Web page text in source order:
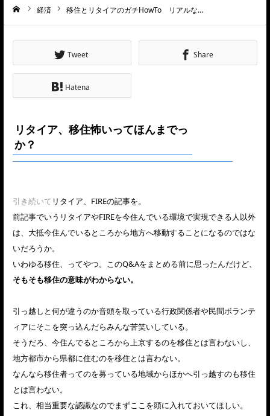
経済 移住とリタイアのガチHowTo リアルな…
Tweet Share
Hatena
リタイア、移住怖いってほんまでっ
か？
引き続いて リタイア、FIREの記事を。
前記事でいうリタイアやFIREを今住んでいる環境で実現できる人以外
は、大抵今住んでいるところから地方へ移動することになるのではな
いだろうか。
いわゆる移住、ってやつ。このQ&Aをまとめる前に思ったんだけど、
そもそも移住の意味がわからない。
引っ越しと何が違うのか音頭を取っている行政関係者や民間ボランテ
ィアにそこを突っ込んだらみんな苦笑いしている。
そうだろ、今住んでるところから上京するのを移住とは言わないし、
地方都市から県都に住むのを移住とは言わない。
なんなら移住者ってのを募っている地域からほかへ引っ越すのも移住
とは言わない。
これ、相当重要な認識なのでまずここを頭に入れておいてほしい。
お問合せ